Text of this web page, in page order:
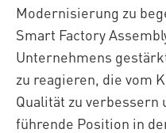
Modernisierung zu
Smart Factory
Unternehmens
zu reagieren, die vom
Qualität zu verbessern
führende Position in